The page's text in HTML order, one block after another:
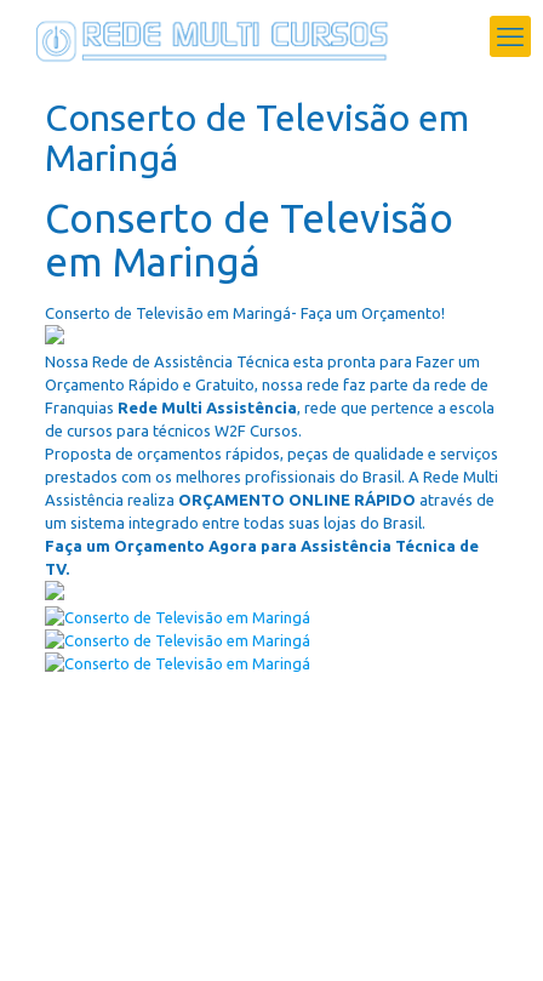
Conserto de Televisão em
Maringá
Conserto de Televisão
em Maringá
Conserto de Televisão em Maringá- Faça um Orçamento!
Nossa Rede de Assistência Técnica esta pronta para Fazer um
Orçamento Rápido e Gratuito, nossa rede faz parte da rede de
Franquias Rede Multi Assistência, rede que pertence a escola
de cursos para técnicos W2F Cursos.
Proposta de orçamentos rápidos, peças de qualidade e serviços
prestados com os melhores profissionais do Brasil. A Rede Multi
Assistência realiza ORÇAMENTO ONLINE RÁPIDO através de
um sistema integrado entre todas suas lojas do Brasil.
Faça um Orçamento Agora para Assistência Técnica de
TV.